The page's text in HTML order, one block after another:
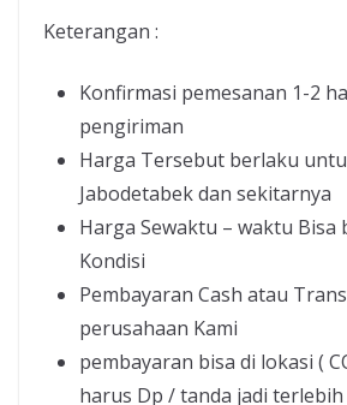
Keterangan :
Konfirmasi pemesanan 1-2
pengiriman
Harga Tersebut berlaku
Jabodetabek dan sekitarnya
Harga Sewaktu – waktu Bisa
Kondisi
Pembayaran Cash atau
perusahaan Kami
pembayaran bisa di lokasi (
harus Dp / tanda jadi